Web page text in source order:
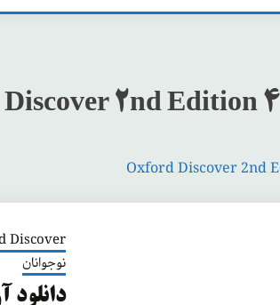
2nd Edition 4
Oxford Discover 2nd
Discover
نوجوانان